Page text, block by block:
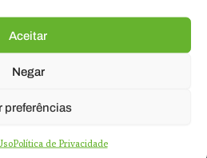
Aceitar
Negar
preferências
Política de Privacidade